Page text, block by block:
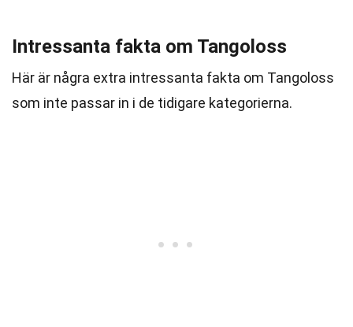
Intressanta fakta om Tangoloss
Här är några extra intressanta fakta om Tangoloss
som inte passar in i de tidigare kategorierna.